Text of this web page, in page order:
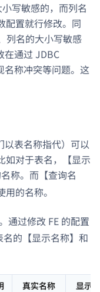
写敏感的，而列名
配置就行修改。同
列名的大小写敏感
在通过 JDBC
名称冲突等问题。这
以表名称指代）可以
如对于表名，【显示
称。而【查询名
用的名称。
通过修改 FE 的配置
名的【显示名称】和
真实名称 显示